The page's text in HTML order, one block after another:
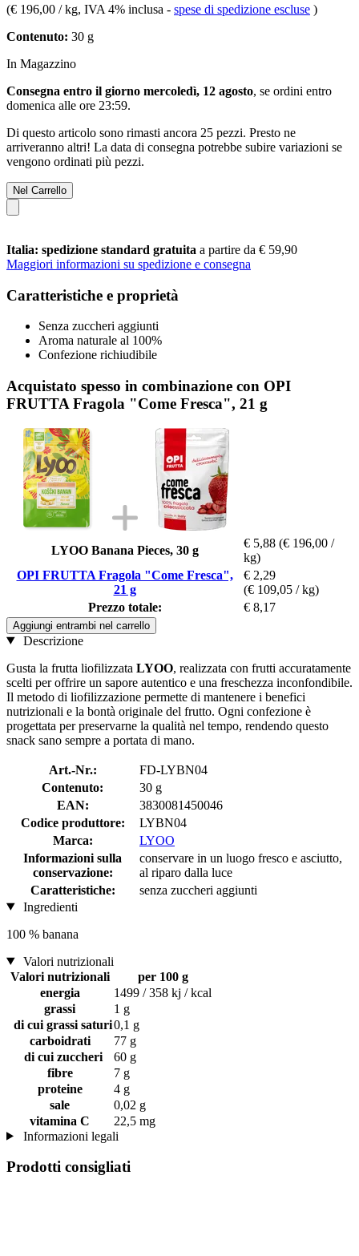
(€ 196,00 / kg, IVA 4% inclusa - spese di spedizione escluse )
Contenuto: 30 g
In Magazzino
Consegna entro il giorno mercoledì, 12 agosto, se ordini entro
domenica alle ore 23:59.
Di questo articolo sono rimasti ancora 25 pezzi. Presto ne
arriveranno altri! La data di consegna potrebbe subire variazioni se
vengono ordinati più pezzi.
Nel Carrello
Italia: spedizione standard gratuita a partire da € 59,90
Maggiori informazioni su spedizione e consegna
Caratteristiche e proprietà
Senza zuccheri aggiunti
Aroma naturale al 100%
Confezione richiudibile
Acquistato spesso in combinazione con OPI
FRUTTA Fragola "Come Fresca", 21 g
LYOO Banana Pieces, 30 g
€ 5,88 (€ 196,00 /
kg)
OPI FRUTTA Fragola "Come Fresca",
21 g
€ 2,29
(€ 109,05 / kg)
Prezzo totale:
€ 8,17
Aggiungi entrambi nel carrello
Descrizione
Gusta la frutta liofilizzata LYOO, realizzata con frutti accuratamente
scelti per offrire un sapore autentico e una freschezza inconfondibile.
Il metodo di liofilizzazione permette di mantenere i benefici
nutrizionali e la bontà originale del frutto. Ogni confezione è
progettata per preservarne la qualità nel tempo, rendendo questo
snack sano sempre a portata di mano.
Art.-Nr.:
FD-LYBN04
Contenuto:
30 g
EAN:
3830081450046
Codice produttore:
LYBN04
Marca:
LYOO
Informazioni sulla
conservazione:
conservare in un luogo fresco e asciutto,
al riparo dalla luce
Caratteristiche:
senza zuccheri aggiunti
Ingredienti
100 % banana
Valori nutrizionali
Valori nutrizionali
per 100 g
energia
1499 / 358 kj / kcal
grassi
1 g
di cui grassi saturi0,1 g
carboidrati
77 g
di cui zuccheri
60 g
fibre
7 g
proteine
4 g
sale
0,02 g
vitamina C
22,5 mg
Informazioni legali
Prodotti consigliati